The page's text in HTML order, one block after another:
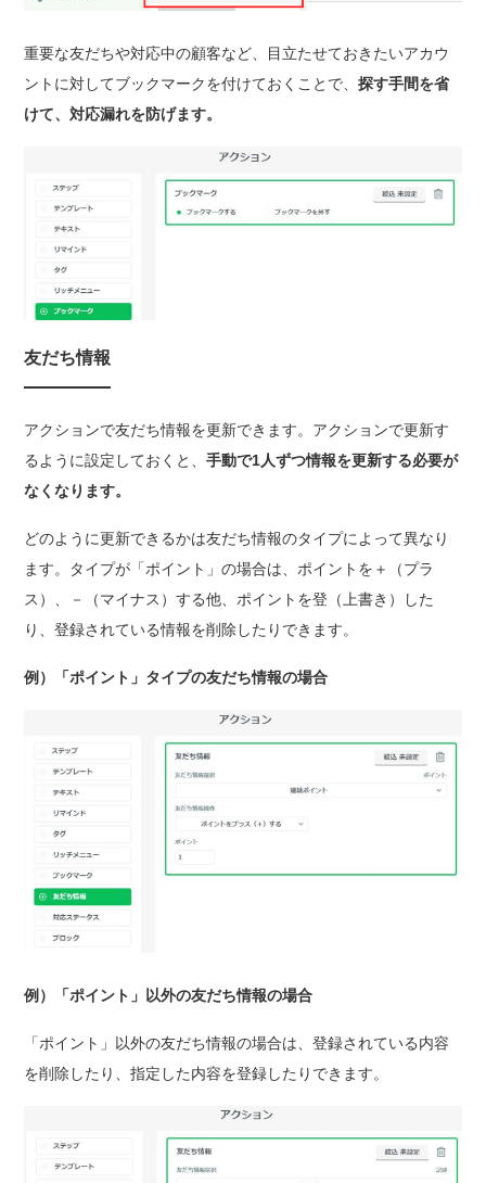
重要な友だちや対応中の顧客など、目立たせておきたいアカウ
ントに対してブックマークを付けておくことで、探す手間を省
けて、対応漏れを防げます。
友だち情報
アクションで友だち情報を更新できます。アクションで更新す
るように設定しておくと、手動で1人ずつ情報を更新する必要が
なくなります。
どのように更新できるかは友だち情報のタイプによって異なり
ます。タイプが「ポイント」の場合は、ポイントを＋（プラ
ス）、－（マイナス）する他、ポイントを登（上書き）した
り、登録されている情報を削除したりできます。
例）「ポイント」タイプの友だち情報の場合
例）「ポイント」以外の友だち情報の場合
「ポイント」以外の友だち情報の場合は、登録されている内容
を削除したり、指定した内容を登録したりできます。